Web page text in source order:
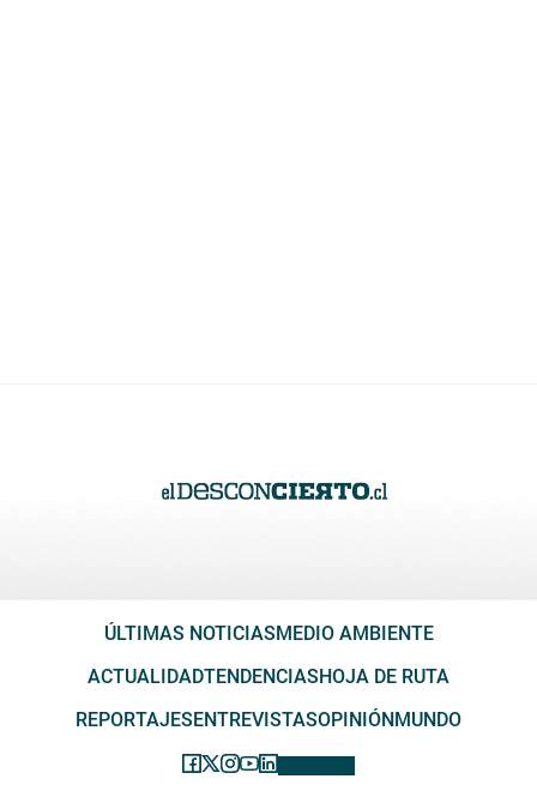
ÚLTIMAS NOTICIASMEDIO AMBIENTE
ACTUALIDADTENDENCIASHOJA DE RUTA
REPORTAJESENTREVISTASOPINIÓNMUNDO